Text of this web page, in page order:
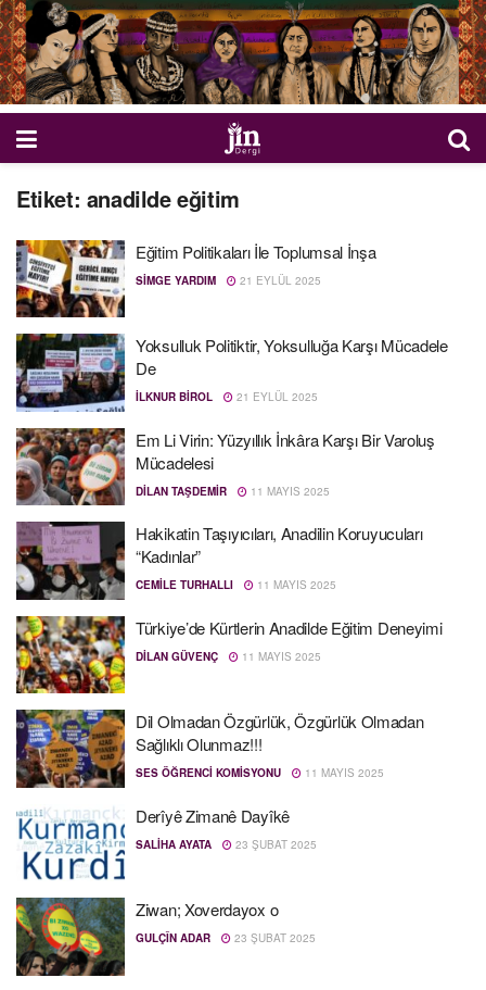
Etiket: anadilde eğitim
Eğitim Politikaları İle Toplumsal İnşa
SIMGE YARDIM 21 EYLÜL 2025
Yoksulluk Politiktir, Yoksulluğa Karşı Mücadele
De
İLKNUR BIROL 21 EYLÜL 2025
Em Li Virin: Yüzyıllık İnkâra Karşı Bir Varoluş
Mücadelesi
DILAN TAŞDEMIR 11 MAYIS 2025
Hakikatin Taşıyıcıları, Anadilin Koruyucuları
“Kadınlar”
CEMILE TURHALLI 11 MAYIS 2025
Türkiye’de Kürtlerin Anadilde Eğitim Deneyimi
DILAN GÜVENÇ 11 MAYIS 2025
Dil Olmadan Özgürlük, Özgürlük Olmadan
Sağlıklı Olunmaz!!!
SES ÖĞRENCI KOMISYONU 11 MAYIS 2025
Derîyê Zimanê Dayîkê
SALIHA AYATA 23 ŞUBAT 2025
Ziwan; Xoverdayox o
GULÇÎN ADAR 23 ŞUBAT 2025